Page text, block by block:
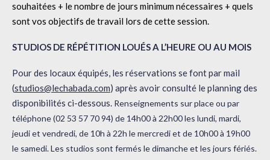
souhaitées + le nombre de jours minimum nécessaires + quels
sont vos objectifs de travail lors de cette session.
STUDIOS DE RÉPÉTITION LOUÉS A L’HEURE OU AU MOIS
Pour des locaux équipés, les réservations se font par mail
(studios@lechabada.com) après avoir consulté le planning des
disponibilités ci-dessous. Renseignements sur place ou par
téléphone (02 53 57 70 94) de 14h00 à 22h00 les lundi, mardi,
jeudi et vendredi, de 10h à 22h le mercredi et de 10h00 à 19h00
le samedi. Les studios sont fermés le dimanche et les jours fériés.